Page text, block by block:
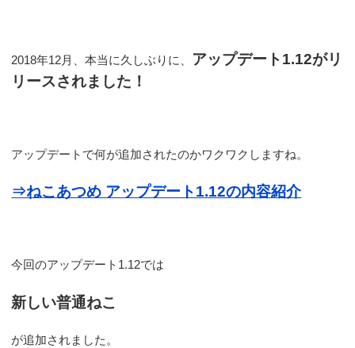
2018年12月、本当に久しぶりに、 アップデート1.12がリ
リースされました！
アップデートで何が追加されたのかワクワクしますね。
⇒ねこあつめ アップデート1.12の内容紹介
今回のアップデート1.12では
新しい普通ねこ
が追加されました。